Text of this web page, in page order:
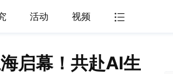
活动 视频
启幕！共赴AI生